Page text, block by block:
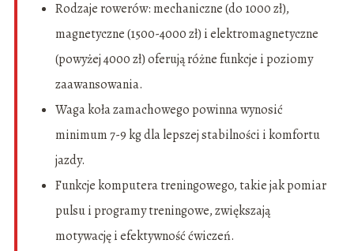
Rodzaje rowerów: mechaniczne (do 1000 zł),
magnetyczne (1500-4000 zł) i elektromagnetyczne
(powyżej 4000 zł) oferują różne funkcje i poziomy
zaawansowania.
Waga koła zamachowego powinna wynosić
minimum 7-9 kg dla lepszej stabilności i komfortu
jazdy.
Funkcje komputera treningowego, takie jak pomiar
pulsu i programy treningowe, zwiększają
motywację i efektywność ćwiczeń.